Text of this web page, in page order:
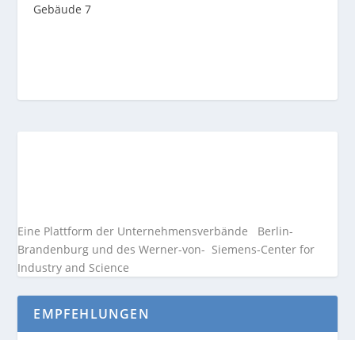
Gebäude 7
Eine Plattform der Unternehmensverbände Berlin-
Brandenburg und des Werner-von- Siemens-Center for
Industry and Science
EMPFEHLUNGEN